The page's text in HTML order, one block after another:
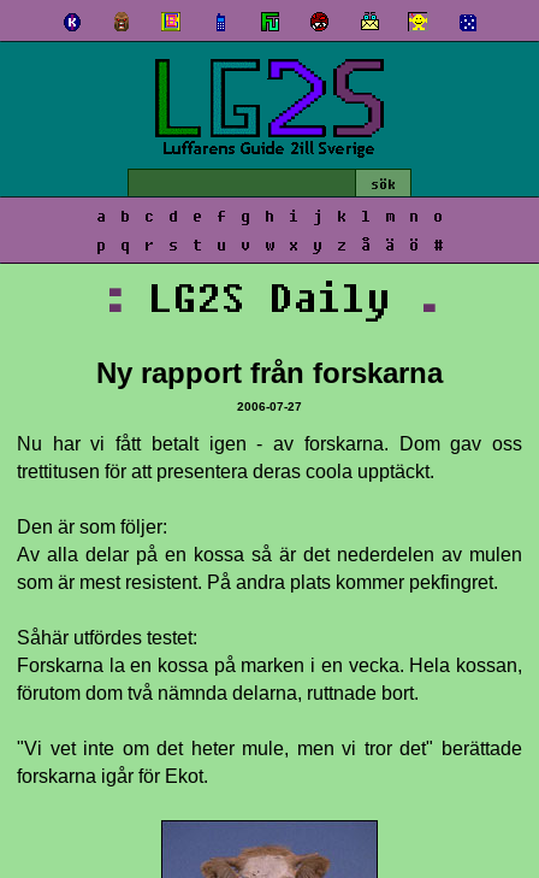
a b c d e f g h i j k l m n
o
p
q r s t u v w x y z å ä ö #
: LG2S Daily .
Ny rapport från forskarna
2006-07-27
Nu har vi fått betalt igen - av forskarna. Dom gav oss
trettitusen för att presentera deras coola upptäckt.
Den är som följer:
Av alla delar på en kossa så är det nederdelen av mulen
som är mest resistent. På andra plats kommer pekfingret.
Såhär utfördes testet:
Forskarna la en kossa på marken i en vecka. Hela kossan,
förutom dom två nämnda delarna, ruttnade bort.
"Vi vet inte om det heter mule, men vi tror det" berättade
forskarna igår för Ekot.